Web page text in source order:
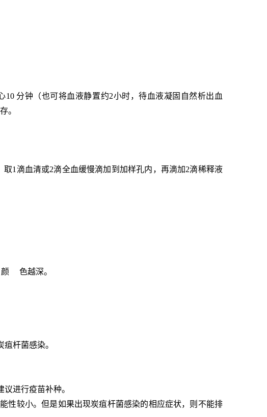
1滴血清或2滴全血缓慢滴加到加样孔内，再滴加2滴稀释液
杆菌感染。
进行疫苗补种。